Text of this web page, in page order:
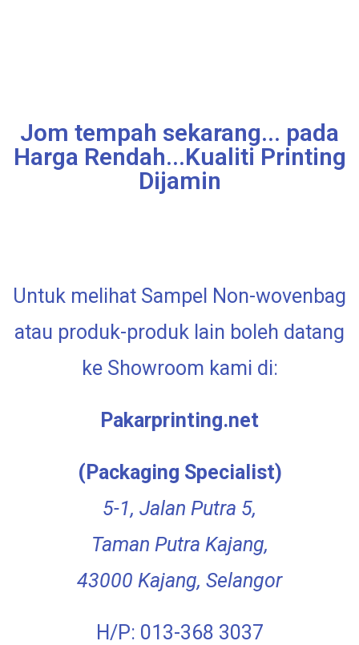
Jom tempah sekarang... pada
Harga Rendah...Kualiti Printing
Dijamin
Untuk melihat Sampel Non-wovenbag
atau produk-produk lain boleh datang
ke Showroom kami di:
Pakarprinting.net
(Packaging Specialist)
5-1, Jalan Putra 5,
Taman Putra Kajang,
43000 Kajang, Selangor
H/P: 013-368 3037